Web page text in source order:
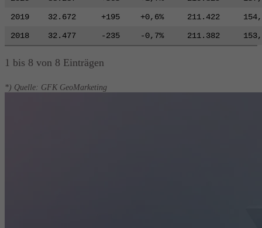
2019
32.672 +195 +0,6% 211.422
2018
32.477 -235 -0,7% 211.382
1 bis 8 von 8 Einträgen
*) Quelle: GFK GeoMarketing